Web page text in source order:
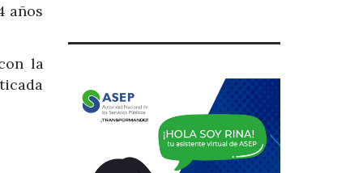
años
la